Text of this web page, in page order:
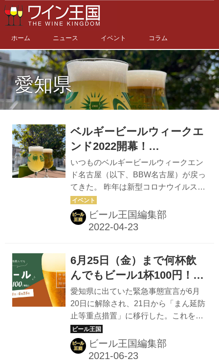
ホーム ニュース イベント コラム
愛知県
ベルギービールウィークエ
ンド2022開幕！
4/28（木）〜5/8（日） 、ス
タートは初夏の新緑まぶし
いGWの名古屋・久屋大通
公園から
いつものベルギービールウィークエン
ド名古屋（以下、BBW名古屋）が戻っ
てきた。 昨年は新型コロナウイルス感
染症の発生状況を鑑みて延期となり7
月に開催されたが、例年だと4月の名
古屋から全国行脚がスタートする。今
洲、新宿と全国6ヵ所を巡回予定だ。
2022年のBBW名古屋は4月28日
大通公園 エディオン久屋広場・エンゼ
ル広場にて開催されることが発表され
た。 ベルギービールウィークエンド名
古屋2022 イベント開催スケジュール
ベルギーは世界有数のビール大国で
す。379カ所ものビール醸造所があ...
ビール王国編集部
6月25日（金）まで何杯飲
んでもビール1杯100円！名
古屋ゲートタワー「バルバ
ラ グッドビア レストラ
ン」でお酒再開記念開催中
愛知県に出ていた緊急事態宣言が6月
20日に解除され、21日から「まん延防
止等重点措置」に移行した。これを受
けて、名古屋の飲食店は20時までお酒
の提供が認められることになる。 名古
屋駅のJRゲートタワー12Fにある
ビール王国編集部